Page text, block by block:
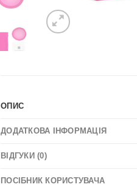
ОПИС
ДОДАТКОВА ІНФОРМАЦІЯ
ВІДГУКИ (0)
ПОСІБНИК КОРИСТУВАЧА